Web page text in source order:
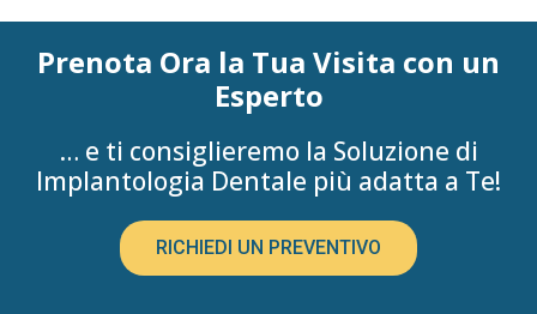
Prenota Ora la Tua Visita con un
Esperto
… e ti consiglieremo la Soluzione di
Implantologia Dentale più adatta a Te!
RICHIEDI UN PREVENTIVO